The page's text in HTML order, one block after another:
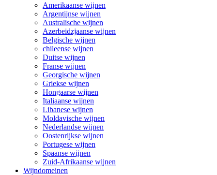
Amerikaanse wijnen
Argentijnse wijnen
Australische wijnen
Azerbeidzjaanse wijnen
Belgische wijnen
chileense wijnen
Duitse wijnen
Franse wijnen
Georgische wijnen
Griekse wijnen
Hongaarse wijnen
Italiaanse wijnen
Libanese wijnen
Moldavische wijnen
Nederlandse wijnen
Oostenrijkse wijnen
Portugese wijnen
Spaanse wijnen
Zuid-Afrikaanse wijnen
Wijndomeinen